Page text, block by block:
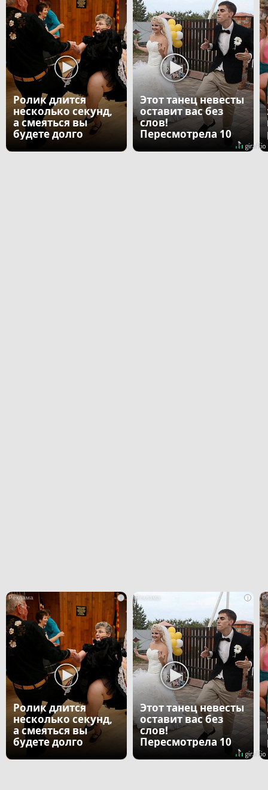
Ролик длится
несколько секунд,
а смеяться вы
будете долго
Этот танец невесты
оставит вас без
слов!
Пересмотрела 10
i
Ролик длится
несколько секунд,
а смеяться вы
будете долго
i
Этот танец невесты
оставит вас без
слов!
Пересмотрела 10